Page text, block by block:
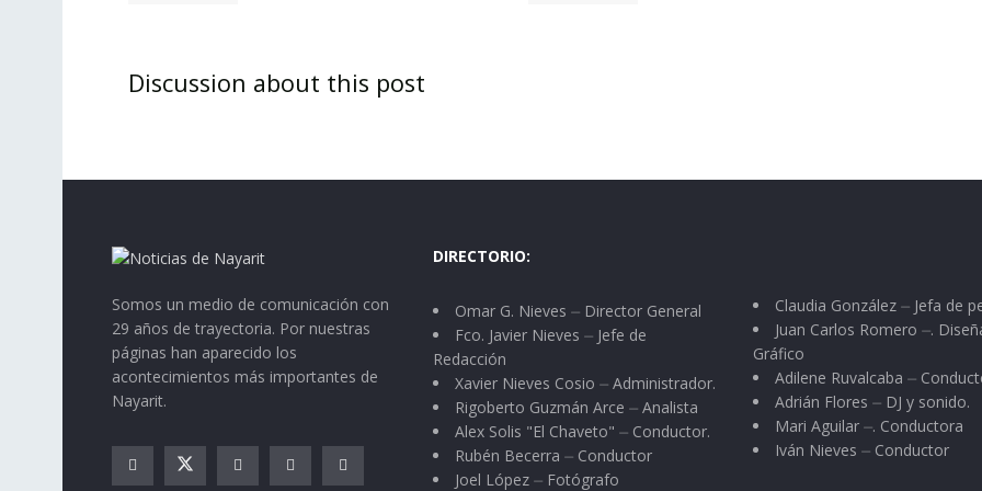
Discussion about this post
Somos un medio de comunicación con
29 años de trayectoria. Por nuestras
páginas han aparecido los
acontecimientos más importantes de
Nayarit.
DIRECTORIO:
Omar G. Nieves ⏤ Director General
Fco. Javier Nieves ⏤ Jefe de
Redacción
Xavier Nieves Cosio ⏤ Administrador.
Rigoberto Guzmán Arce ⏤ Analista
Alex Solis "El Chaveto" ⏤ Conductor.
Rubén Becerra ⏤ Conductor
Joel López ⏤ Fotógrafo
Claudia González ⏤ Jefa de
Juan Carlos Romero ⏤.
Gráfico
Adilene Ruvalcaba ⏤
Adrián Flores ⏤ DJ y sonido.
Mari Aguilar ⏤. Conductora
Iván Nieves ⏤ Conductor